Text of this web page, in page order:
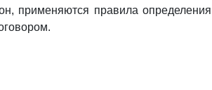
применяются правила определения